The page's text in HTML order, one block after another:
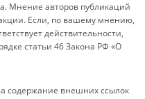
Мнение авторов публикаций
Если, по вашему мнению,
действительности,
статьи 46 Закона РФ «О
содержание внешних ссылок